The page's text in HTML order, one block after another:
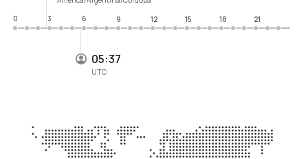
05:37
UTC
0
3 6 9 12 15 18 21